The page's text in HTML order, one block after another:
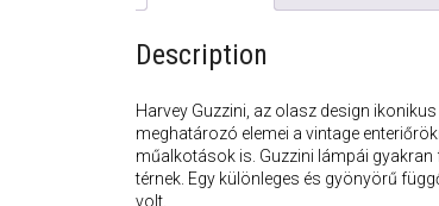
Description
Harvey Guzzini, az olasz design
meghatározó elemei a vintage
műalkotások is. Guzzini lámpái gyakran
térnek. Egy különleges és gyönyörű
volt.